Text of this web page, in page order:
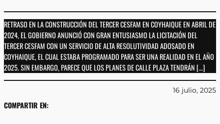
RETRASO EN LA CONSTRUCCIÓN DEL TERCER CESFAM EN COYHAIQUE EN ABRIL DE
2024, EL GOBIERNO ANUNCIÓ CON GRAN ENTUSIASMO LA LICITACIÓN DEL
TERCER CESFAM CON UN SERVICIO DE ALTA RESOLUTIVIDAD ADOSADO EN
COYHAIQUE, EL CUAL ESTABA PROGRAMADO PARA SER UNA REALIDAD EN EL AÑO
2025. SIN EMBARGO, PARECE QUE LOS PLANES DE CALLE PLAZA TENDRÁN […]
COMPARTIR EN:
16 julio, 2025